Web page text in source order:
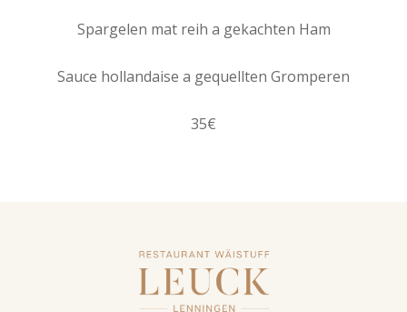
Spargelen mat reih a gekachten Ham
Sauce hollandaise a gequellten Gromperen
35€